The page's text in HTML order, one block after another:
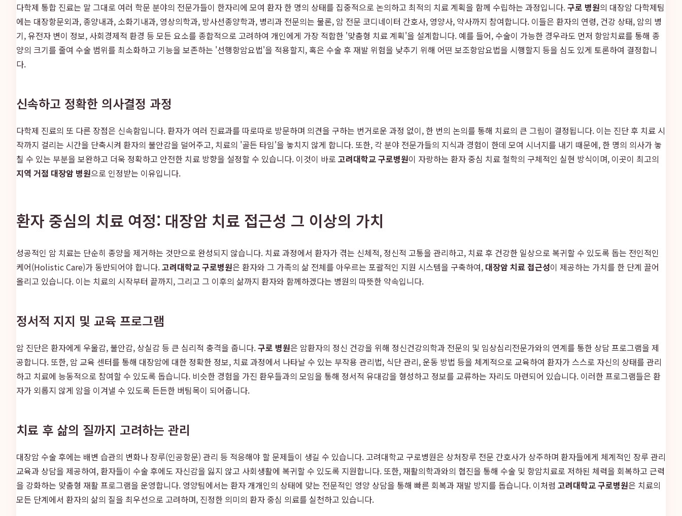
다학제 통합 진료는 말 그대로 여러 학문 분야의 전문가들이 한자리에 모여 환자 한 명의 상태를 집중적으로 논의하고 최적의 치료 계획을 함께 수립하는 과정입니다.구로 병원의 대장암 다학제팀
에는 대장항문외과, 종양내과, 소화기내과, 영상의학과, 방사선종양학과, 병리과 전문의는 물론, 암 전문 코디네이터 간호사, 영양사, 약사까지 참여합니다. 이들은 환자의 연령, 건강 상태, 암의 병
기, 유전자 변이 정보, 사회경제적 환경 등 모든 요소를 종합적으로 고려하여 개인에게 가장 적합한 '맞춤형 치료 계획'을 설계합니다. 예를 들어, 수술이 가능한 경우라도 먼저 항암치료를 통해 종
양의 크기를 줄여 수술 범위를 최소화하고 기능을 보존하는 '선행항암요법'을 적용할지, 혹은 수술 후 재발 위험을 낮추기 위해 어떤 보조항암요법을 시행할지 등을 심도 있게 토론하여 결정합니
다.
신속하고 정확한 의사결정 과정
다학제 진료의 또 다른 장점은 신속함입니다. 환자가 여러 진료과를 따로따로 방문하며 의견을 구하는 번거로운 과정 없이, 한 번의 논의를 통해 치료의 큰 그림이 결정됩니다. 이는 진단 후 치료 시
작까지 걸리는 시간을 단축시켜 환자의 불안감을 덜어주고, 치료의 '골든 타임'을 놓치지 않게 합니다. 또한, 각 분야 전문가들의 지식과 경험이 한데 모여 시너지를 내기 때문에, 한 명의 의사가 놓
칠 수 있는 부분을 보완하고 더욱 정확하고 안전한 치료 방향을 설정할 수 있습니다. 이것이 바로 고려대학교 구로병원이 자랑하는 환자 중심 치료 철학의 구체적인 실현 방식이며, 이곳이 최고의
지역 거점 대장암 병원으로 인정받는 이유입니다.
환자 중심의 치료 여정: 대장암 치료 접근성 그 이상의 가치
성공적인 암 치료는 단순히 종양을 제거하는 것만으로 완성되지 않습니다. 치료 과정에서 환자가 겪는 신체적, 정신적 고통을 관리하고, 치료 후 건강한 일상으로 복귀할 수 있도록 돕는 전인적인
케어(Holistic Care)가 동반되어야 합니다.고려대학교 구로병원은 환자와 그 가족의 삶 전체를 아우르는 포괄적인 지원 시스템을 구축하여, 대장암 치료 접근성이 제공하는 가치를 한 단계 끌어
올리고 있습니다. 이는 치료의 시작부터 끝까지, 그리고 그 이후의 삶까지 환자와 함께하겠다는 병원의 따뜻한 약속입니다.
정서적 지지 및 교육 프로그램
암 진단은 환자에게 우울감, 불안감, 상실감 등 큰 심리적 충격을 줍니다.구로 병원은 암환자의 정신 건강을 위해 정신건강의학과 전문의 및 임상심리전문가와의 연계를 통한 상담 프로그램을 제
공합니다. 또한, 암 교육 센터를 통해 대장암에 대한 정확한 정보, 치료 과정에서 나타날 수 있는 부작용 관리법, 식단 관리, 운동 방법 등을 체계적으로 교육하여 환자가 스스로 자신의 상태를 관리
하고 치료에 능동적으로 참여할 수 있도록 돕습니다. 비슷한 경험을 가진 환우들과의 모임을 통해 정서적 유대감을 형성하고 정보를 교류하는 자리도 마련되어 있습니다. 이러한 프로그램들은 환
자가 외롭지 않게 암을 이겨낼 수 있도록 든든한 버팀목이 되어줍니다.
치료 후 삶의 질까지 고려하는 관리
대장암 수술 후에는 배변 습관의 변화나 장루(인공항문) 관리 등 적응해야 할 문제들이 생길 수 있습니다. 고려대학교 구로병원은 상처장루 전문 간호사가 상주하며 환자들에게 체계적인 장루 관리
교육과 상담을 제공하여, 환자들이 수술 후에도 자신감을 잃지 않고 사회생활에 복귀할 수 있도록 지원합니다. 또한, 재활의학과와의 협진을 통해 수술 및 항암치료로 저하된 체력을 회복하고 근력
을 강화하는 맞춤형 재활 프로그램을 운영합니다. 영양팀에서는 환자 개개인의 상태에 맞는 전문적인 영양 상담을 통해 빠른 회복과 재발 방지를 돕습니다. 이처럼 고려대학교 구로병원은 치료의
모든 단계에서 환자의 삶의 질을 최우선으로 고려하며, 진정한 의미의 환자 중심 의료를 실천하고 있습니다.